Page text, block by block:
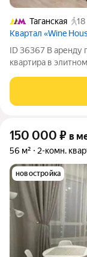
Таганская
Квартал «Wine
ID 36367 В аренду
квартира в
доступности от
кв.м., расположена
150 000 ₽ в
56 м² 2-комн.
новостройка